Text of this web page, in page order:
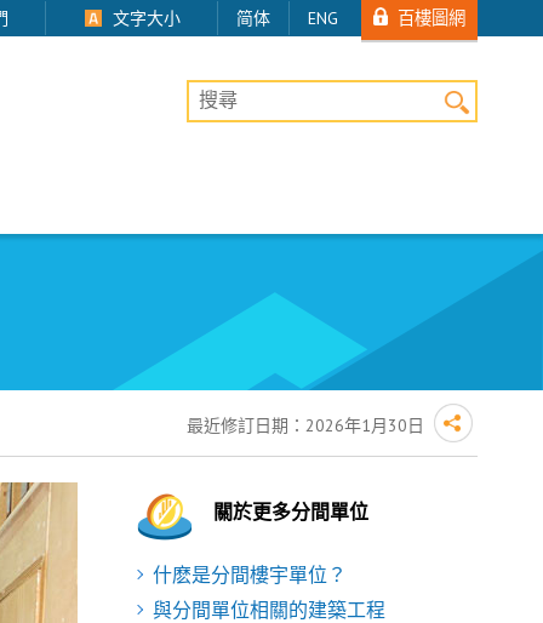
文字大小 简体 ENG 百樓圖網
桌上版網站搜尋
最近修訂日期：2026年1月30日
關於更多分間單位
什麽是分間樓宇單位？
與分間單位相關的建築工程